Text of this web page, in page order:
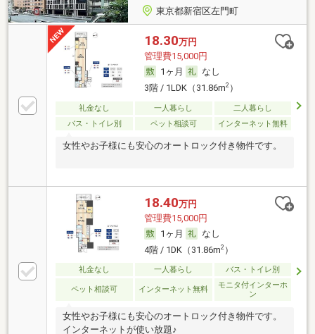
東京都新宿区左門町
18.30万円
管理費15,000円
1ヶ月
なし
3階 / 1LDK（31.86m2）
礼金なし 一人暮らし
二人暮らし
バス・トイレ別
ペット相談可 インターネット無料
女性やお子様にも安心のオートロック付き物件です。
18.40万円
管理費15,000円
1ヶ月
なし
4階 / 1DK（31.86m2）
礼金なし 一人暮らし バス・トイレ別
ペット相談可 インターネット無料
モニタ付インターホ
ン
女性やお子様にも安心のオートロック付き物件です。
インターネットが使い放題♪